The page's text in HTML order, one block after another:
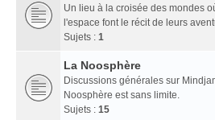
Un lieu à la croisée des mondes
l'espace font le récit de leurs
Sujets : 1
La Noosphère
Discussions générales sur
Noosphère est sans limite.
Sujets : 15